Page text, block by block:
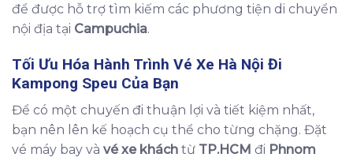
để được hỗ trợ tìm kiếm các phương tiện di chuyển
nội địa tại Campuchia.
Tối Ưu Hóa Hành Trình Vé Xe Hà Nội Đi
Kampong Speu Của Bạn
Để có một chuyến đi thuận lợi và tiết kiệm nhất,
bạn nên lên kế hoạch cụ thể cho từng chặng. Đặt
vé máy bay và vé xe khách từ TP.HCM đi Phnom